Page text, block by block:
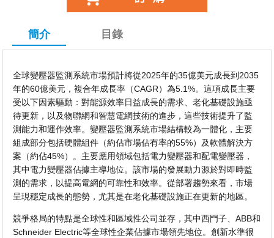
簡介 目錄
全球變壓器監測系統市場預計將從2025年的35億美元成長到2035
年的60億美元，複合年成長率（CAGR）為5.1%。這項成長主要
受以下因素驅動：對能源效率日益成長的需求、老化基礎設施亟
待更新，以及物聯網和智慧電網技術的進步，這些技術提升了監
測能力和運作效率。變壓器監測系統市場結構較為一體化，主要
組成部分包括硬體組件（約佔市場佔有率的55%）及軟體解決方
案（約佔45%）。主要應用領域包括電力變壓器和配電變壓器，
其中電力變壓器佔據主導地位。該市場的發展動力源於對即時監
測的需求，以提高電網的可靠性和效率。從部署趨勢來看，市場
呈現穩定成長的態勢，尤其是在老化基礎設施正在更新的地區。
競爭格局的特點是全球性和區域性公司並存，其中西門子、ABB和
Schneider Electric等全球性企業佔據市場領先地位。創新水準很